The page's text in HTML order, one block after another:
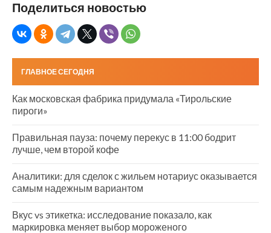
Поделиться новостью
ГЛАВНОЕ СЕГОДНЯ
Как московская фабрика придумала «Тирольские
пироги»
Правильная пауза: почему перекус в 11:00 бодрит
лучше, чем второй кофе
Аналитики: для сделок с жильем нотариус оказывается
самым надежным вариантом
Вкус vs этикетка: исследование показало, как
маркировка меняет выбор мороженого